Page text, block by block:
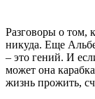
Разговоры о том,
никуда. Еще
– это гений. И
может она
жизнь прожить,